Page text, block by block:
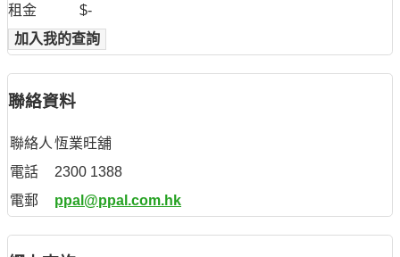
租金
$-
加入我的查詢
聯絡資料
聯絡人恆業旺舖
電話
2300 1388
電郵
ppal@ppal.com.hk